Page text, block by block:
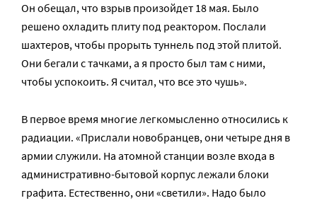
Он обещал, что взрыв произойдет 18 мая. Было
решено охладить плиту под реактором. Послали
шахтеров, чтобы прорыть туннель под этой плитой.
Они бегали с тачками, а я просто был там с ними,
чтобы успокоить. Я считал, что все это чушь».
В первое время многие легкомысленно относились к
радиации. «Прислали новобранцев, они четыре дня в
армии служили. На атомной станции возле входа в
административно-бытовой корпус лежали блоки
графита. Естественно, они «светили». Надо было